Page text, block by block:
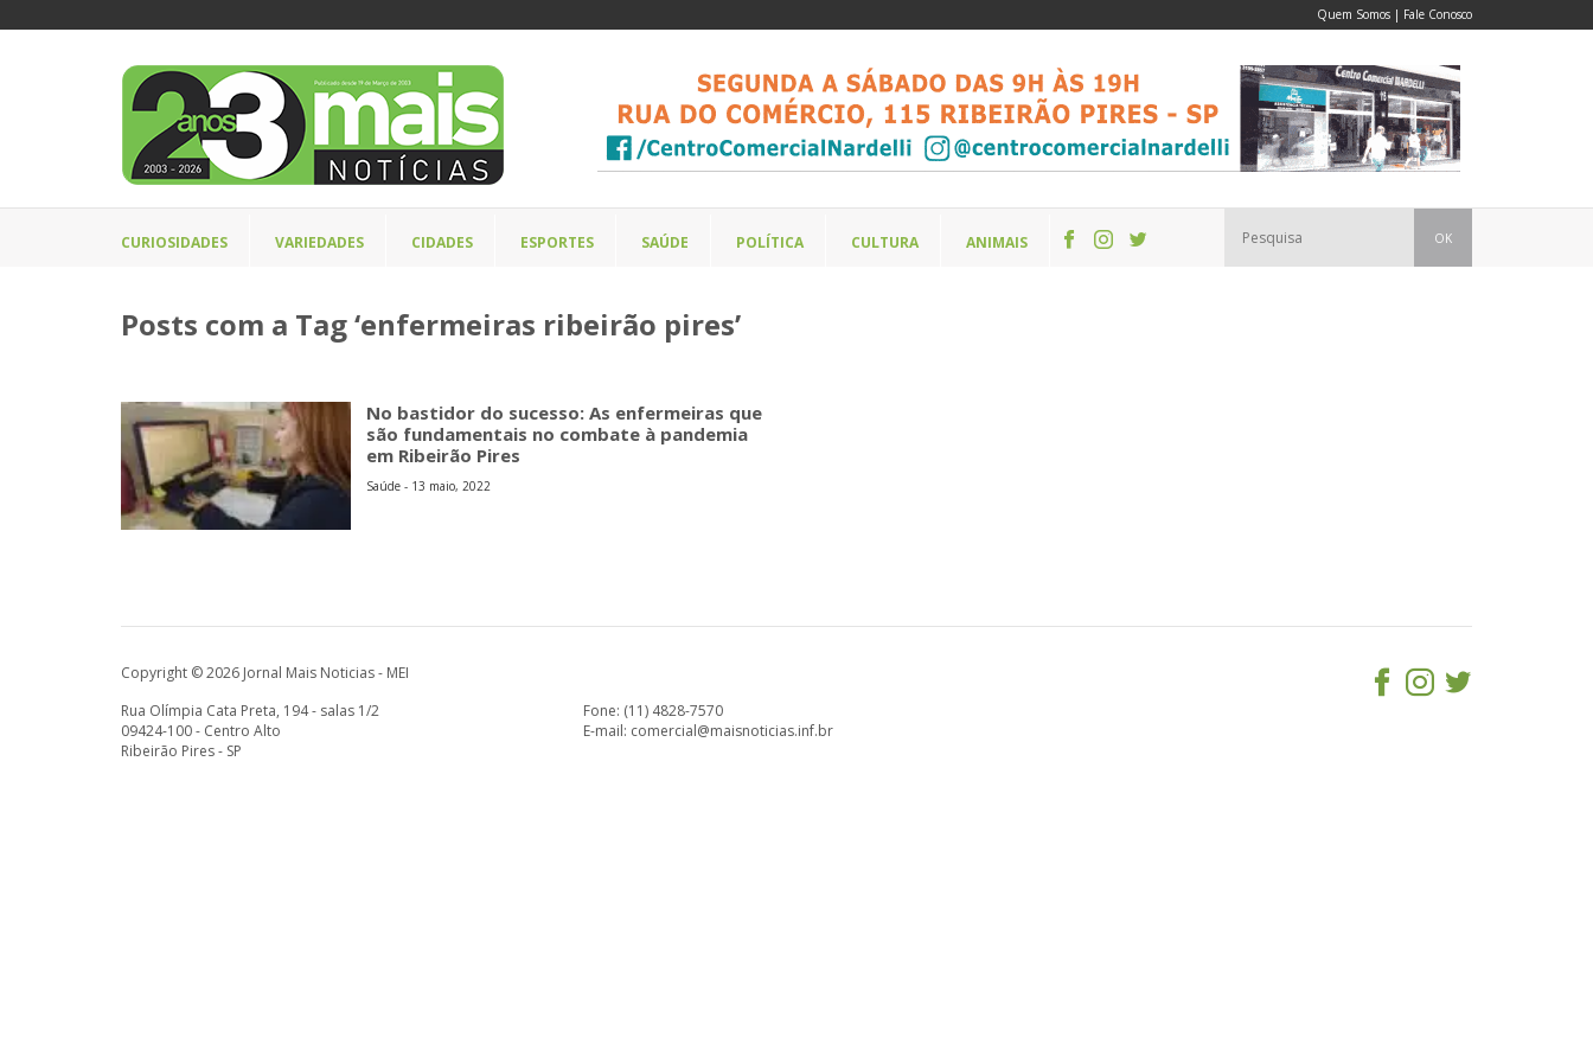
Quem Somos | Fale Conosco
CURIOSIDADES VARIEDADES CIDADES ESPORTES SAÚDE POLÍTICA CULTURA ANIMAIS OK
Posts com a Tag ‘enfermeiras ribeirão pires’
No bastidor do sucesso: As enfermeiras que
são fundamentais no combate à pandemia
em Ribeirão Pires
Saúde - 13 maio, 2022
Copyright © 2026 Jornal Mais Noticias - MEI
Rua Olímpia Cata Preta, 194 - salas 1/2
09424-100 - Centro Alto
Ribeirão Pires - SP
Fone: (11) 4828-7570
E-mail: comercial@maisnoticias.inf.br